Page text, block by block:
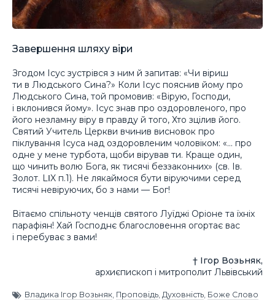
Завершення шляху віри
Згодом Ісус зустрівся з ним й запитав: «Чи віриш
ти в Людського Сина?» Коли Ісус пояснив йому про
Людського Сина, той промовив: «Вірую, Господи,
і вклонився йому». Ісус знав про оздоровленого, про
його незламну віру в правду й того, Хто зцілив його.
Святий Учитель Церкви вчинив висновок про
піклування Ісуса над оздоровленим чоловіком: «… про
одне у мене турбота, щоби вірував ти. Краще один,
що чинить волю Бога, як тисячі беззаконних» (св. Ів.
Золот. LΙX п.1). Не лякаймося бути віруючими серед
тисячі невіруючих, бо з нами — Бог!
Вітаємо спільноту ченців святого Луїджі Оріоне та їхніх
парафіян! Хай Господнє благословення огортає вас
і перебуває з вами!
† Ігор Возьняк,
архиєпископ і митрополит Львівський
Владика Ігор Возьняк Проповідь Духовність Боже Слово